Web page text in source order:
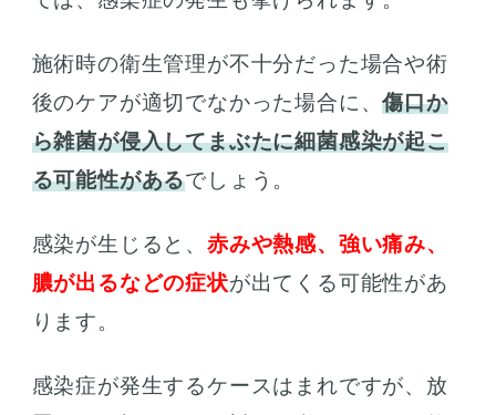
施術時の衛生管理が不十分だった場合や術
後のケアが適切でなかった場合に、傷口か
ら雑菌が侵入してまぶたに細菌感染が起こ
る可能性があるでしょう。
感染が生じると、赤みや熱感、強い痛み、
膿が出るなどの症状が出てくる可能性があ
ります。
感染症が発生するケースはまれですが、放